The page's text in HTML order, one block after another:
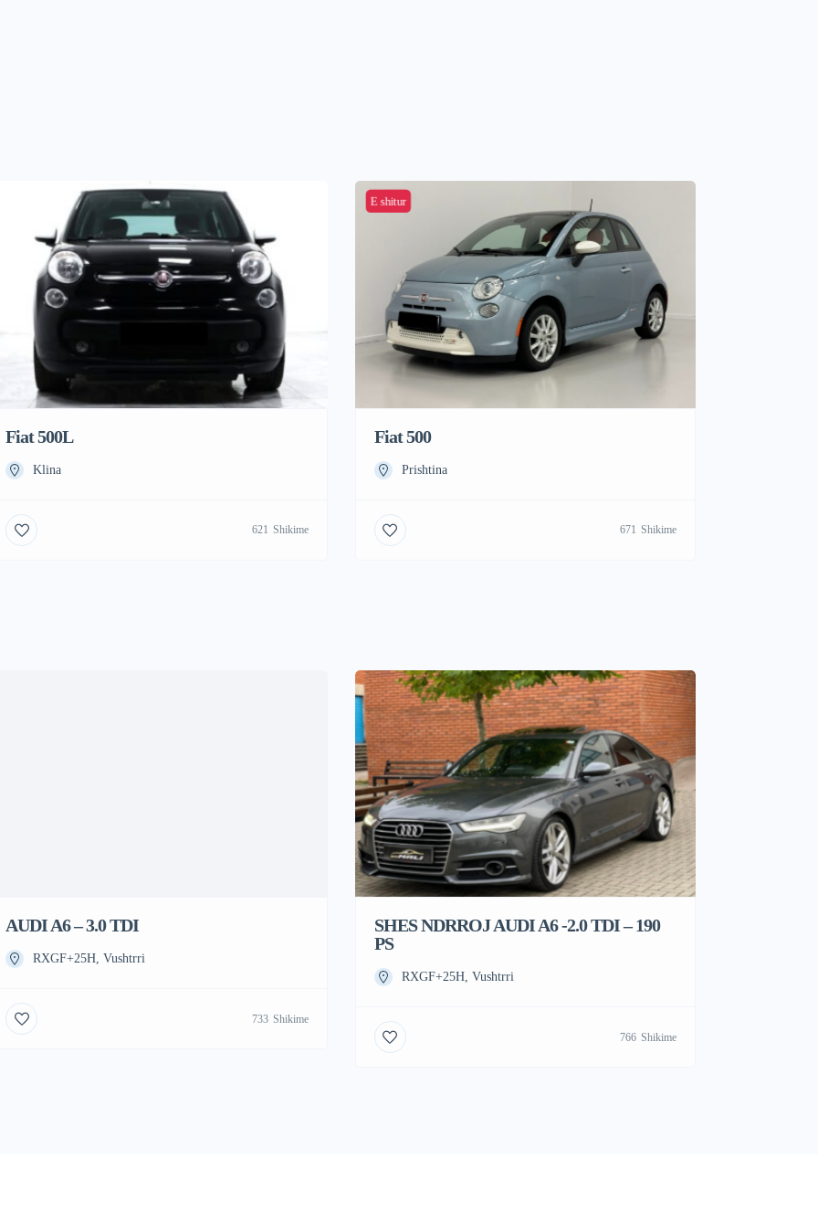
Fiat 500L
Klina
621 Shikime
E shitur
Fiat 500
Prishtina
671 Shikime
AUDI A6 – 3.0 TDI
RXGF+25H, Vushtrri
733 Shikime
SHES NDRROJ AUDI A6 -2.0 TDI – 190
PS
RXGF+25H, Vushtrri
766 Shikime